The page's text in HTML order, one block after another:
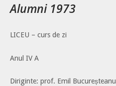
Alumni 1973
LICEU – curs de zi
Anul IV A
Diriginte: prof. Emil Bucureșteanu